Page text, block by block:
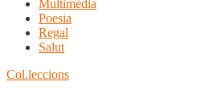
Multimèdia
Poesia
Regal
Salut
Col.leccions